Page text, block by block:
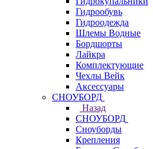
Гидрообувь
Гидроодежда
Шлемы Водные
Бордшорты
Лайкра
Комплектующие
Чехлы Вейк
Аксессуары
СНОУБОРД
Назад
СНОУБОРД
Сноуборды
Крепления